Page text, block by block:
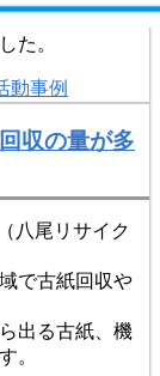
た。
動事例
収の量が多
八尾リサイク
で古紙回収や
出る古紙、機
。